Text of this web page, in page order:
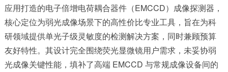
应用打造的电子倍增电荷耦合器件（EMCCD）成像探测器，
核心定位为弱光成像场景下的高性价比专业工具，旨在为科
研领域提供单光子级灵敏度的检测解决方案，同时兼顾预算
友好特性。其设计完全围绕荧光显微镜用户需求，未妥协弱
光成像关键性能，填补了高端 EMCCD 与常规成像设备间的